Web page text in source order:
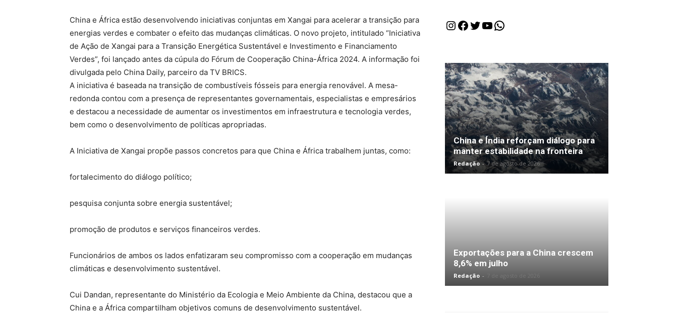
China e África estão desenvolvendo iniciativas conjuntas em Xangai para acelerar a transição para
energias verdes e combater o efeito das mudanças climáticas. O novo projeto, intitulado “Iniciativa
de Ação de Xangai para a Transição Energética Sustentável e Investimento e Financiamento
Verdes”, foi lançado antes da cúpula do Fórum de Cooperação China-África 2024. A informação foi
divulgada pelo China Daily, parceiro da TV BRICS.
A iniciativa é baseada na transição de combustíveis fósseis para energia renovável. A mesa-
redonda contou com a presença de representantes governamentais, especialistas e empresários
e destacou a necessidade de aumentar os investimentos em infraestrutura e tecnologia verdes,
bem como o desenvolvimento de políticas apropriadas.
A Iniciativa de Xangai propõe passos concretos para que China e África trabalhem juntas, como:
fortalecimento do diálogo político;
pesquisa conjunta sobre energia sustentável;
promoção de produtos e serviços financeiros verdes.
Funcionários de ambos os lados enfatizaram seu compromisso com a cooperação em mudanças
climáticas e desenvolvimento sustentável.
Cui Dandan, representante do Ministério da Ecologia e Meio Ambiente da China, destacou que a
China e a África compartilham objetivos comuns de desenvolvimento sustentável.
Instagram
Facebook
Twitter
Youtube
WhatsApp
China e Índia reforçam diálogo para
manter estabilidade na fronteira
Redação - 7 de agosto de 2026
Exportações para a China crescem
8,6% em julho
Redação -